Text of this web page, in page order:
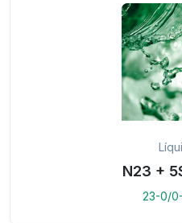
N23 +
23-0/